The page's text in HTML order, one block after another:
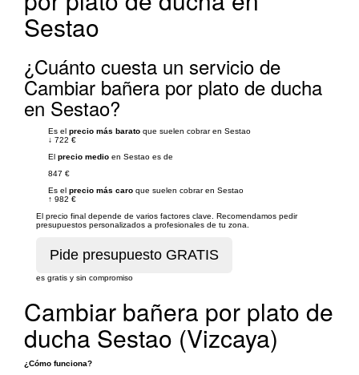
Sestao
¿Cuánto cuesta un servicio de
Cambiar bañera por plato de ducha
en Sestao?
Es el precio más barato que suelen cobrar en Sestao
↓ 722 €
El precio medio en Sestao es de
847 €
Es el precio más caro que suelen cobrar en Sestao
↑ 982 €
El precio final depende de varios factores clave. Recomendamos pedir
presupuestos personalizados a profesionales de tu zona.
es gratis y sin compromiso
Cambiar bañera por plato de
ducha Sestao (Vizcaya)
¿Cómo funciona?